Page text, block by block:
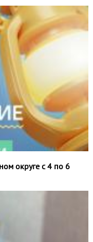
округе с 4 по 6